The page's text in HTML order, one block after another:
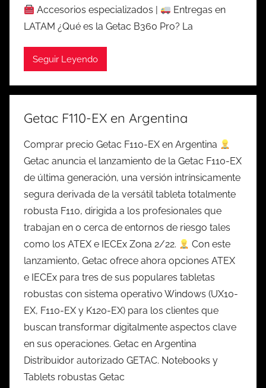
Accesorios especializados |
Entregas en
LATAM ¿Qué es la Getac B360 Pro? La
Seguir Leyendo
Getac F110-EX en Argentina
Comprar precio Getac F110-EX en Argentina
Getac anuncia el lanzamiento de la Getac F110-EX
de última generación, una versión intrínsicamente
segura derivada de la versátil tableta totalmente
robusta F110, dirigida a los profesionales que
trabajan en o cerca de entornos de riesgo tales
como los ATEX e IECEx Zona 2/22.
Con este
lanzamiento, Getac ofrece ahora opciones ATEX
e IECEx para tres de sus populares tabletas
robustas con sistema operativo Windows (UX10-
EX, F110-EX y K120-EX) para los clientes que
buscan transformar digitalmente aspectos clave
en sus operaciones. Getac en Argentina
Distribuidor autorizado GETAC. Notebooks y
Tablets robustas Getac